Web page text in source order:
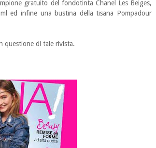
gratuito del fondotinta Chanel Les Beiges,
ed infine una bustina della tisana Pompadour
questione di tale rivista.